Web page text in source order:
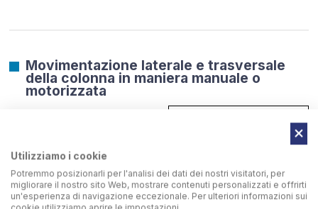
Movimentazione laterale e trasversale
della colonna in maniera manuale o
motorizzata
Utilizziamo i cookie
Potremmo posizionarli per l'analisi dei dati dei nostri visitatori, per
migliorare il nostro sito Web, mostrare contenuti personalizzati e offrirti
un'esperienza di navigazione eccezionale. Per ulteriori informazioni sui